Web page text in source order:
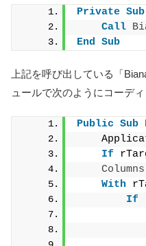
Private Sub
Call
End Sub
上記を呼び出している「
ュールで次のようにコーディ
Public Sub
If
Columns
With
If